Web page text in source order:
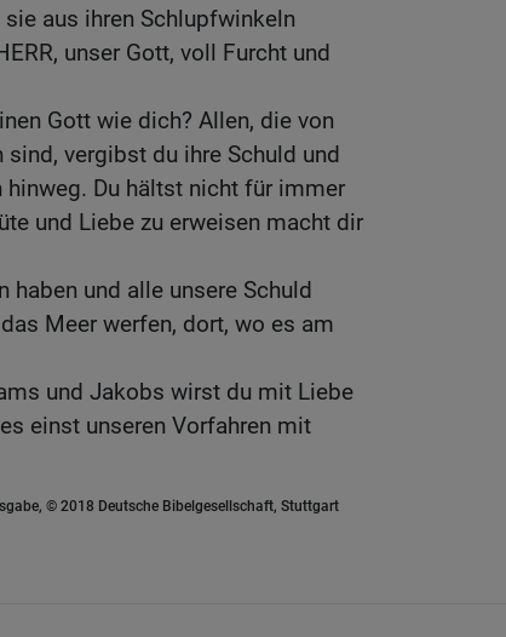
aus ihren Schlupfwinkeln
unser Gott, voll Furcht und
Gott wie dich? Allen, die von
vergibst du ihre Schuld und
hinweg. Du hältst nicht für immer
und Liebe zu erweisen macht dir
haben und alle unsere Schuld
Meer werfen, dort, wo es am
und Jakobs wirst du mit Liebe
einst unseren Vorfahren mit
© 2018 Deutsche Bibelgesellschaft, Stuttgart